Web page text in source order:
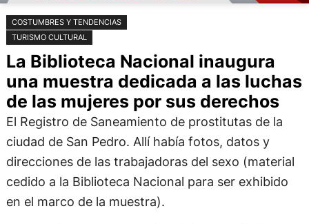
COSTUMBRES Y TENDENCIAS
TURISMO CULTURAL
La Biblioteca Nacional inaugura
una muestra dedicada a las luchas
de las mujeres por sus derechos
El Registro de Saneamiento de prostitutas de la
ciudad de San Pedro. Allí había fotos, datos y
direcciones de las trabajadoras del sexo (material
cedido a la Biblioteca Nacional para ser exhibido
en el marco de la muestra).